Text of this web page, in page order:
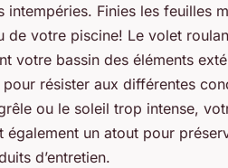
Finies les feuilles
de votre piscine! Le volet
votre bassin des éléments
résister aux différentes
ou le soleil trop intense,
un atout pour
d’entretien.